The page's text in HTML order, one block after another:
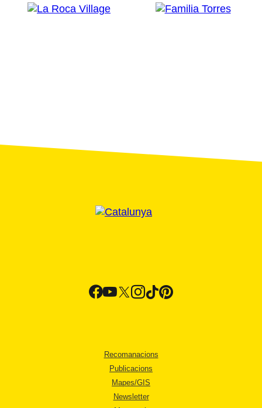
Recomanacions
Publicacions
Mapes/GIS
Newsletter